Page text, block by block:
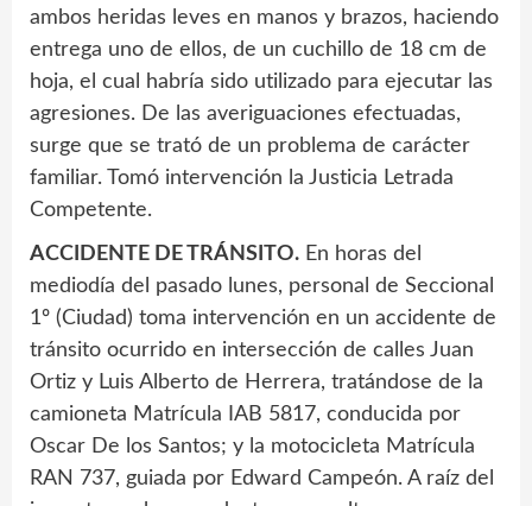
ambos heridas leves en manos y brazos, haciendo
entrega uno de ellos, de un cuchillo de 18 cm de
hoja, el cual habría sido utilizado para ejecutar las
agresiones. De las averiguaciones efectuadas,
surge que se trató de un problema de carácter
familiar. Tomó intervención la Justicia Letrada
Competente.
ACCIDENTE DE TRÁNSITO. En horas del
mediodía del pasado lunes, personal de Seccional
1º (Ciudad) toma intervención en un accidente de
tránsito ocurrido en intersección de calles Juan
Ortiz y Luis Alberto de Herrera, tratándose de la
camioneta Matrícula IAB 5817, conducida por
Oscar De los Santos; y la motocicleta Matrícula
RAN 737, guiada por Edward Campeón. A raíz del